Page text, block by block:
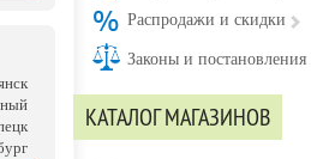
Распродажи и скидки
Законы и постановления
КАТАЛОГ МАГАЗИНОВ